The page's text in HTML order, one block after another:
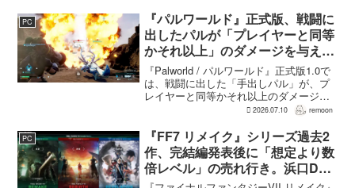
作と変わることで、これまで見られなか
った一面がよ...
PC
『パルワールド』正式版、戦闘に
出したパルが「プレイヤーと同等
かそれ以上」のダメージを与えら
れるように
『Palworld / パルワールド』正式版1.0で
は、戦闘に出した「手出しパル」が、プ
レイヤーと同等かそれ以上のダメージを
敵に与えられるようになった。ほぼすべ
挙動、クールダウン時間、使いやすさが
見直され...
2026.07.10 remoon
PC
『FF7 リメイク』シリーズ過去2
作、完結編発表後に「想定より数
倍レベル」の売れ行き。浜口Dが
明かす